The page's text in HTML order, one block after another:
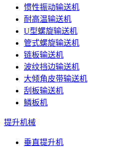
惯性振动输送机
耐高温输送机
U型螺旋输送机
管式螺旋输送机
链板输送机
波纹挡边输送机
大倾角皮带输送机
刮板输送机
鳞板机
提升机械
垂直提升机